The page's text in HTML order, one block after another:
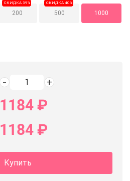
СКИДКА 39%
200
СКИДКА 40%
500 1000
1184 ₽
1184 ₽
Купить